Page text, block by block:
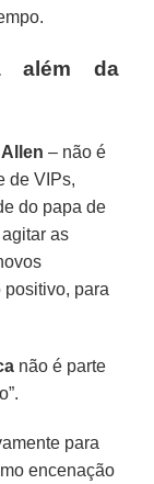
além da
Allen – não é
de VIPs,
do papa de
as
positivo, para
não é parte
para
encenação